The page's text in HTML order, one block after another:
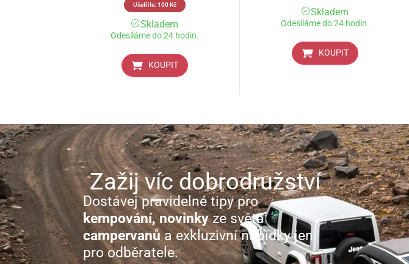
Ušetříte: 100Kč
Skladem
Odesíláme do 24 hodin.
KOUPIT
Skladem
Odesíláme do 24 hodin.
KOUPIT
Zažij víc dobrodružství
Dostávej pravidelné tipy pro
kempování, novinkyze světa
campervanůa exkluzivní nabídky jen
pro odběratele.